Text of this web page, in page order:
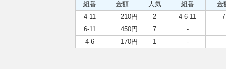
組番
金額 人気 組番
金
4-11
210円 2 4-6-11
6-11
450円 7
-
4-6
170円 1 -